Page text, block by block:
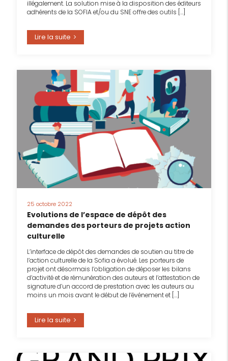
illégalement. La solution mise à la disposition des éditeurs
adhérents de la SOFIA et/ou du SNE offre des outils […]
Lire la suite
25 octobre 2022
Evolutions de l’espace de dépôt des
demandes des porteurs de projets action
culturelle
L’interface de dépôt des demandes de soutien au titre de
l’action culturelle de la Sofia a évolué. Les porteurs de
projet ont désormais l’obligation de déposer les bilans
d’activité et de rémunération des auteurs et l’attestation de
signature d’un accord de prestation avec les auteurs au
moins un mois avant le début de l’événement et […]
Lire la suite